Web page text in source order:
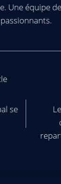
Une équipe
passionnants.
se